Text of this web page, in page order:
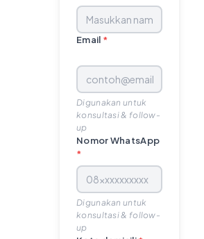
Email *
Digunakan untuk
konsultasi & follow-
up
Nomor WhatsApp
*
Digunakan untuk
konsultasi & follow-
up